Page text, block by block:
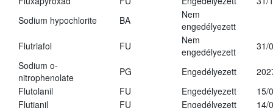
Sodium hypochlorite
BA
Nem
engedélyezett
Flutriafol
FU
Nem
engedélyezett
31/
Sodium o-
nitrophenolate
PG Engedélyezett
Flutolanil
FU Engedélyezett
15/
Flutianil
FU Engedélyezett
14/